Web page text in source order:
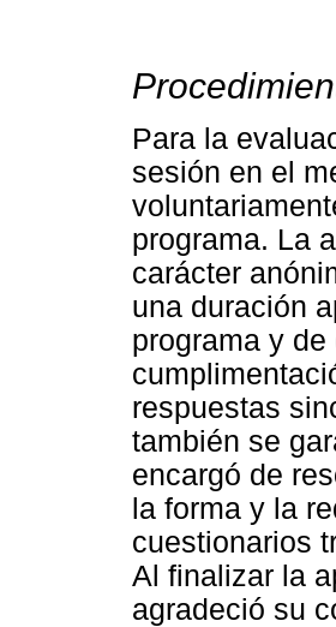
Para la
sesión en el
programa. La
carácter
una duración
programa y
respuestas
también se
encargó de
la forma y la
cuestionarios
Al finalizar la
agradeció su